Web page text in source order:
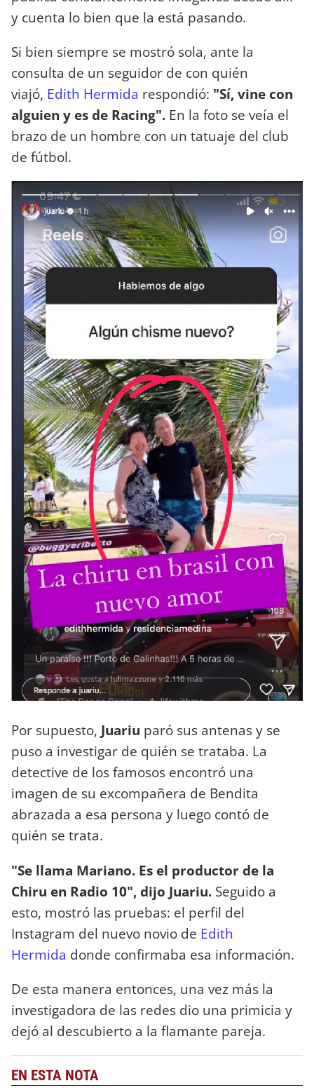
y cuenta lo bien que la está pasando.
Si bien siempre se mostró sola, ante la
consulta de un seguidor de con quién
viajó, Edith Hermida respondió: "Sí, vine con
alguien y es de Racing". En la foto se veía el
brazo de un hombre con un tatuaje del club
de fútbol.
Por supuesto, Juariu paró sus antenas y se
puso a investigar de quién se trataba. La
detective de los famosos encontró una
imagen de su excompañera de Bendita
abrazada a esa persona y luego contó de
quién se trata.
"Se llama Mariano. Es el productor de la
Chiru en Radio 10", dijo Juariu. Seguido a
esto, mostró las pruebas: el perfil del
Instagram del nuevo novio de Edith
Hermida donde confirmaba esa información.
De esta manera entonces, una vez más la
investigadora de las redes dio una primicia y
dejó al descubierto a la flamante pareja.
EN ESTA NOTA